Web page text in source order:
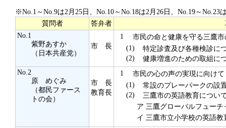
※No.1～No.9は2月25日、No.10～No.18は2月26日、No.19～No.23
質問者
答弁者
No.1
紫野あすか
（日本共産党）
市 長
1
市民の命と健康を守る三鷹市
(1)
特定診査及び各種検診に
(2)
健康増進のための取組に
No.2
原 めぐみ
（都民ファース
トの会）
市 長
教育長
1
市民の心の声の実現に向けて
(1)
常設のプレーパークの設
(2)
三鷹市の英語教育につい
ア 三鷹グローバルフュー
イ 三鷹市立小学校の英語教